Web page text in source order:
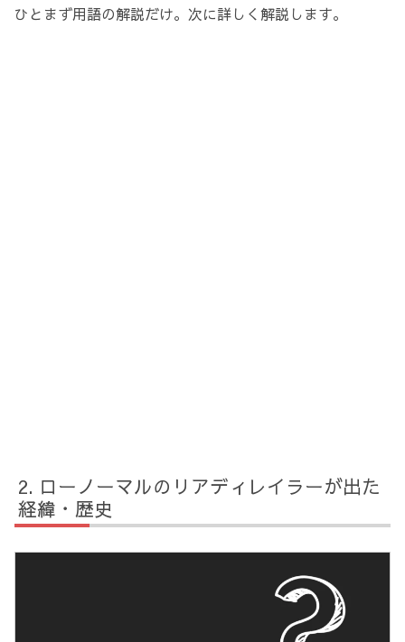
ひとまず用語の解説だけ。次に詳しく解説します。
ローノーマルのリアディレイラーが出た
経緯・歴史